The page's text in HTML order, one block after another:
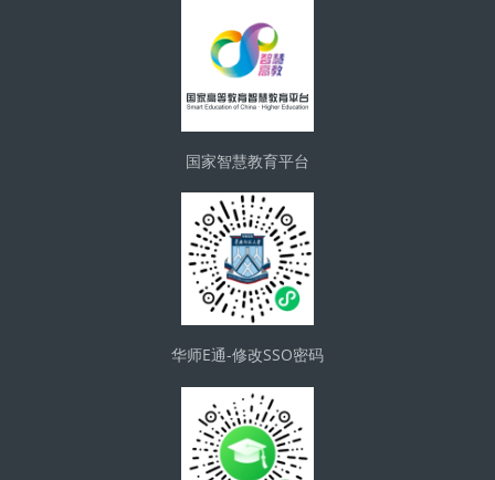
国家智慧教育平台
华师E通-修改SSO密码